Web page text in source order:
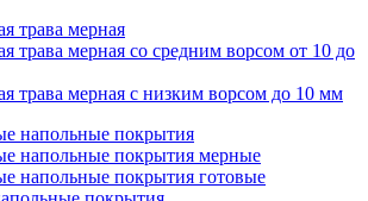
трава мерная
трава мерная со средним ворсом от 10 до
трава мерная с низким ворсом до 10 мм
напольные покрытия
напольные покрытия мерные
напольные покрытия готовые